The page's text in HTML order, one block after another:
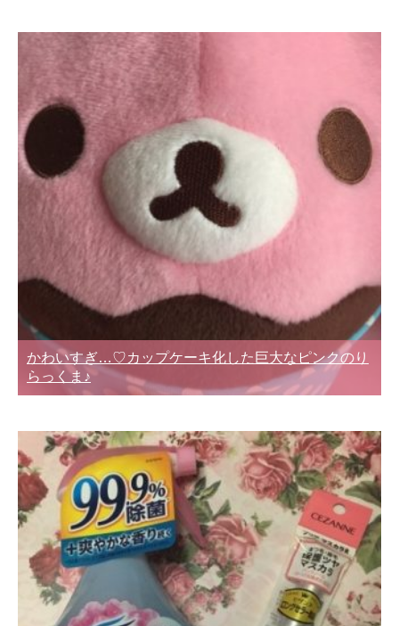
かわいすぎ…♡カップケーキ化した巨大なピンクのり
らっくま♪